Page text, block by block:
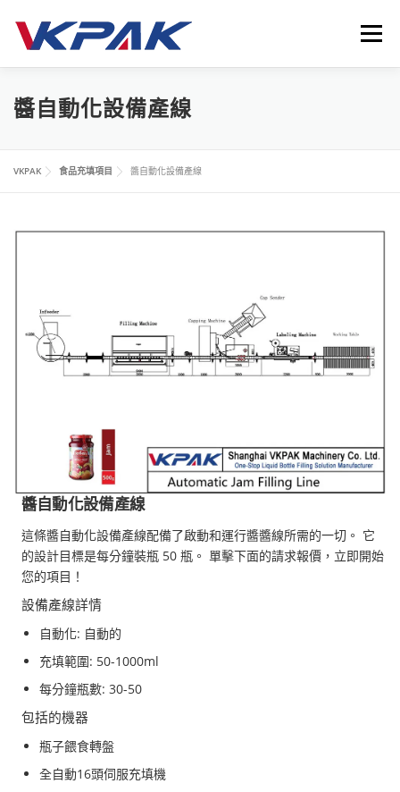
要
選單
首頁 液體包裝設備 應用領域
聯繫我們 LANGUAGE
醬自動化設備產線
VKPAK 食品充填項目 醬自動化設備產線
醬自動化設備產線
這條醬自動化設備產線配備了啟動和運行醬醬線所需的一切。 它
的設計目標是每分鐘裝瓶 50 瓶。 單擊下面的請求報價，立即開始
您的項目！
設備產線詳情
自動化: 自動的
充填範圍: 50-1000ml
每分鐘瓶數: 30-50
包括的機器
瓶子餵食轉盤
全自動16頭伺服充填機